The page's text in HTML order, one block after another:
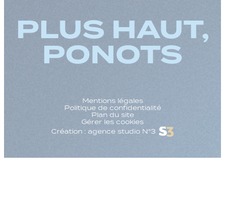
PLUS HAUT,
PONOTS
Mentions légales
Politique de confidentialité
Plan du site
Gérer les cookies
Création : agence studio N°3